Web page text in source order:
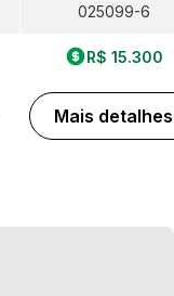
025099-6
R$ 15.300
Mais detalhes